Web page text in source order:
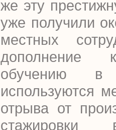
же эту
уже получили
местных
дополнение
обучению
используются
отрыва от
стажировки